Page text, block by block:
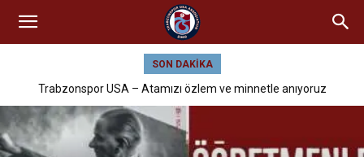
SON DAKIKA
Trabzonspor USA – Atamızı özlem ve minnetle anıyoruz